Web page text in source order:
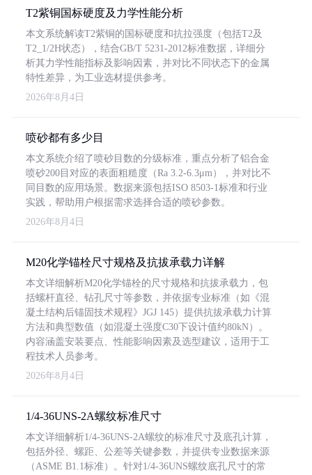
T2紫铜国标硬度及力学性能分析
本文系统解读T2紫铜的国标硬度和抗拉强度（包括T2及
T2_1/2H状态），结合GB/T 5231-2012标准数据，详细分
析其力学性能指标及影响因素，并对比不同状态下的金属
特性差异，为工业选材提供参考。
2026年8月4日
喷砂都有多少目
本文系统介绍了喷砂目数的分级标准，重点分析了铝合金
喷砂200目对应的表面粗糙度（Ra 3.2-6.3μm），并对比不
同目数的应用场景。数据来源包括ISO 8503-1标准和行业
实践，帮助用户根据需求选择合适的喷砂参数。
2026年8月4日
M20化学锚栓尺寸规格及抗拔承载力详解
本文详细解析M20化学锚栓的尺寸规格和抗拔承载力，包
括螺杆直径、钻孔尺寸等参数，并依据专业标准（如《混
凝土结构后锚固技术规程》JGJ 145）提供抗拔承载力计算
方法和典型数值（如混凝土强度C30下设计值约80kN）。
内容涵盖安装要点、性能影响因素及选型建议，适用于工
程技术人员参考。
2026年8月4日
1/4-36UNS-2A螺纹标准尺寸
本文详细解析1/4-36UNS-2A螺纹的标准尺寸及底孔计算，
包括外径、螺距、公差等关键参数，并提供专业数据来源
（ASME B1.1标准）。针对1/4-36UNS螺纹底孔尺寸的常